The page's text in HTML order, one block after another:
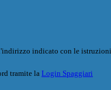
indicato con le istruzioni
tramite la Login Spaggiari